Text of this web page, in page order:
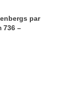
par
736 –